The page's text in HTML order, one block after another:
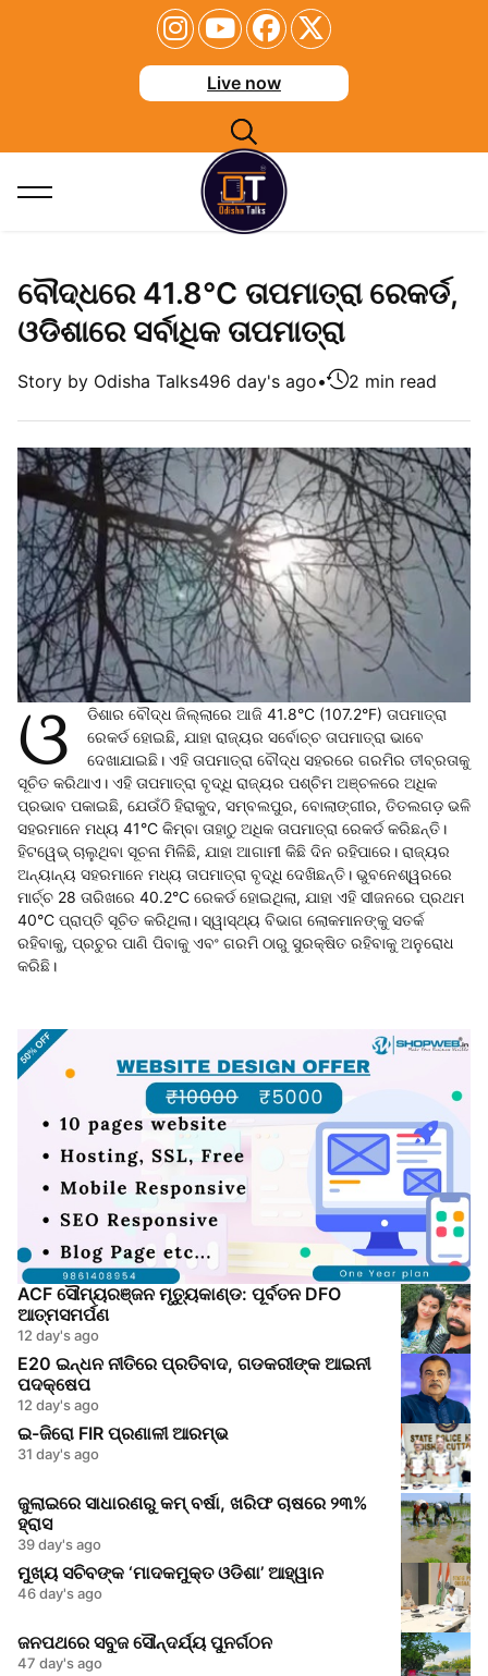
Live now
ବୌଦ୍ଧରେ 41.8°C ତାପମାତ୍ରା ରେକର୍ଡ,
ଓଡିଶାରେ ସର୍ବାଧିକ ତାପମାତ୍ରା
Story by Odisha Talks496 day's ago• 2 min read
ଓ
ଡିଶାର ବୌଦ୍ଧ ଜିଲ୍ଲାରେ ଆଜି 41.8°C (107.2°F) ତାପମାତ୍ରା
ରେକର୍ଡ ହୋଇଛି, ଯାହା ରାଜ୍ୟର ସର୍ବୋଚ୍ଚ ତାପମାତ୍ରା ଭାବେ
ଦେଖାଯାଇଛି। ଏହି ତାପମାତ୍ରା ବୌଦ୍ଧ ସହରରେ ଗରମିର ତୀବ୍ରତାକୁ
ସୂଚିତ କରିଥାଏ। ଏହି ତାପମାତ୍ରା ବୃଦ୍ଧି ରାଜ୍ୟର ପଶ୍ଚିମ ଅଞ୍ଚଳରେ ଅଧିକ
ପ୍ରଭାବ ପକାଇଛି, ଯେଉଁଠି ହିରାକୁଦ, ସମ୍ବଲପୁର, ବୋଲାଙ୍ଗୀର, ତିତଲଗଡ଼ ଭଳି
ସହରମାନେ ମଧ୍ୟ 41°C କିମ୍ବା ତାହାଠୁ ଅଧିକ ତାପମାତ୍ରା ରେକର୍ଡ କରିଛନ୍ତି।
ହିଟୱେଭ୍ ଚାଲୁଥିବା ସୂଚନା ମିଳିଛି, ଯାହା ଆଗାମୀ କିଛି ଦିନ ରହିପାରେ। ରାଜ୍ୟର
ଅନ୍ୟାନ୍ୟ ସହରମାନେ ମଧ୍ୟ ତାପମାତ୍ରା ବୃଦ୍ଧି ଦେଖିଛନ୍ତି। ଭୁବନେଶ୍ୱରରେ
ମାର୍ଚ୍ଚ 28 ତାରିଖରେ 40.2°C ରେକର୍ଡ ହୋଇଥିଲା, ଯାହା ଏହି ସୀଜନରେ ପ୍ରଥମ
40°C ପ୍ରାପ୍ତି ସୂଚିତ କରିଥିଲା। ସ୍ୱାସ୍ଥ୍ୟ ବିଭାଗ ଲୋକମାନଙ୍କୁ ସତର୍କ
ରହିବାକୁ, ପ୍ରଚୁର ପାଣି ପିବାକୁ ଏବଂ ଗରମି ଠାରୁ ସୁରକ୍ଷିତ ରହିବାକୁ ଅନୁରୋଧ
କରିଛି।
ACF ସୌମ୍ୟରଞ୍ଜନ ମୃତ୍ୟୁକାଣ୍ଡ: ପୂର୍ବତନ DFO
ଆତ୍ମସମର୍ପଣ
12 day's ago
E20 ଇନ୍ଧନ ନୀତିରେ ପ୍ରତିବାଦ, ଗଡକରୀଙ୍କ ଆଇନୀ
ପଦକ୍ଷେପ
12 day's ago
ଇ-ଜିରୋ FIR ପ୍ରଣାଳୀ ଆରମ୍ଭ
31 day's ago
ଜୁଲାଇରେ ସାଧାରଣରୁ କମ୍ ବର୍ଷା, ଖରିଫ ଚାଷରେ ୨୩%
ହ୍ରାସ
39 day's ago
ମୁଖ୍ୟ ସଚିବଙ୍କ ‘ମାଦକମୁକ୍ତ ଓଡିଶା’ ଆହ୍ୱାନ
46 day's ago
ଜନପଥରେ ସବୁଜ ସୌନ୍ଦର୍ଯ୍ୟ ପୁନର୍ଗଠନ
47 day's ago